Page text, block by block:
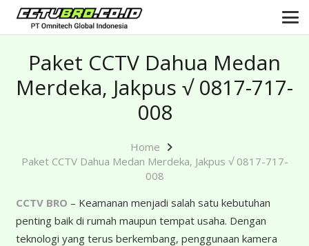
Paket CCTV Dahua Medan
Merdeka, Jakpus √ 0817-717-
008
Home
Paket CCTV Dahua Medan Merdeka, Jakpus √ 0817-717-
008
CCTV BRO – Keamanan menjadi salah satu kebutuhan
penting baik di rumah maupun tempat usaha. Dengan
teknologi yang terus berkembang, penggunaan kamera